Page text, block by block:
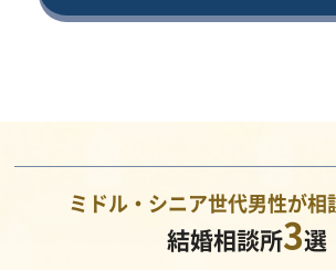
ミドル・シニア世代男性が相
結婚相談所3選